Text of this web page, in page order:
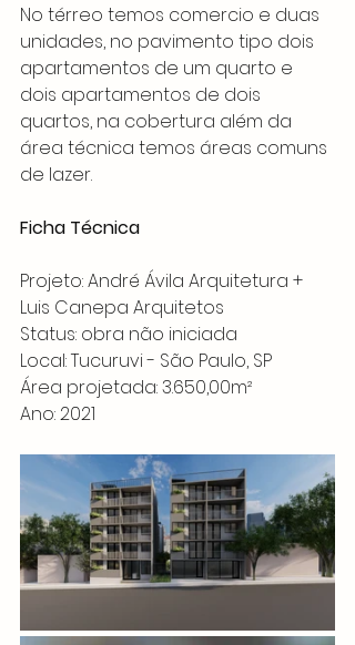
No térreo temos comercio e duas
unidades, no pavimento tipo dois
apartamentos de um quarto e
dois apartamentos de dois
quartos, na cobertura além da
área técnica temos áreas comuns
de lazer.
Ficha Técnica
Projeto: André Ávila Arquitetura +
Luis Canepa Arquitetos
Status: obra não iniciada
Local: Tucuruvi - São Paulo, SP
Área projetada: 3.650,00m²
Ano: 2021